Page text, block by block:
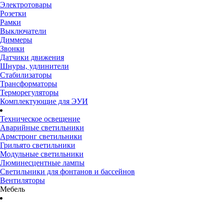
Электротовары
Розетки
Рамки
Выключатели
Диммеры
Звонки
Датчики движения
Шнуры, удлинители
Стабилизаторы
Трансформаторы
Терморегуляторы
Комплектующие для ЭУИ
Техническое освещение
Аварийные светильники
Армстронг светильники
Грильято светильники
Модульные светильники
Люминесцентные лампы
Светильники для фонтанов и бассейнов
Вентиляторы
Мебель